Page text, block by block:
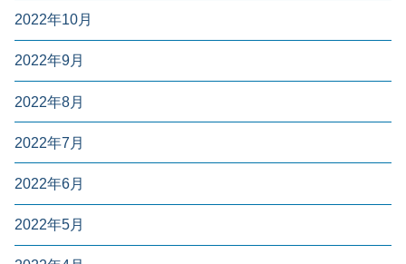
2022年10月
2022年9月
2022年8月
2022年7月
2022年6月
2022年5月